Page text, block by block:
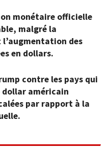
monétaire officielle
malgré la
des
en dollars.
contre les pays qui
américain
par rapport à la